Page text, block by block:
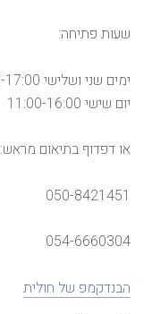
שעות פתיחה:
ימים שני ושלישי 12:00-17:00
יום שישי 11:00-16:00
או דפדוף בתיאום מראש:
050-8421451
054-6660304
הבנדקמפ של חולית